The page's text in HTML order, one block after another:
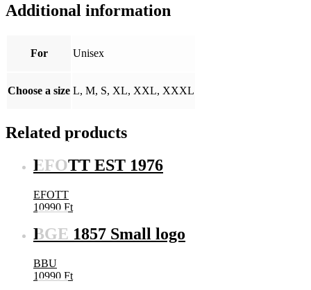
Additional information
For Unisex
Choose a size L, M, S, XL, XXL, XXXL
Related products
EFOTT EST 1976
EFOTT
10990 Ft
BGE 1857 Small logo
BBU
10990 Ft